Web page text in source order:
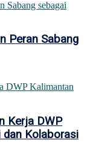
Peran Sabang
Kerja DWP
dan Kolaborasi